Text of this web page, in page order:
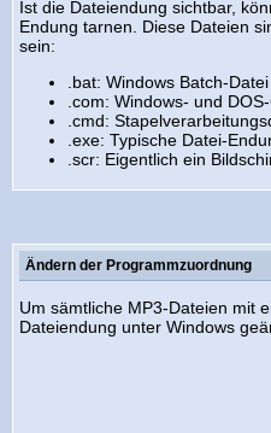
Ist die Dateiendung sichtbar,
Endung tarnen. Diese Dateien
sein:
.bat: Windows Batch-Datei
.com: Windows- und
.cmd:
.exe: Typische Datei-
.scr: Eigentlich ein
Ändern der Programmzuordnung
Um sämtliche MP3-Dateien mit
Dateiendung unter Windows